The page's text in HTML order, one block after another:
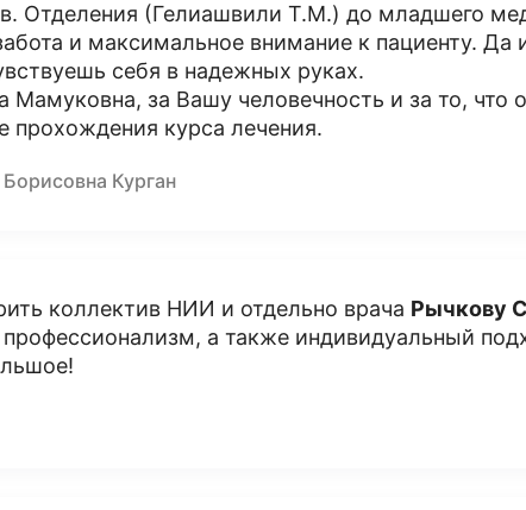
Отделения (Гелиашвили Т.М.) до младшего
и максимальное внимание к пациенту. Да
себя в надежных руках.
Мамуковна, за Вашу человечность и за то, что
прохождения курса лечения.
Курган
коллектив НИИ и отдельно врача Рычкову
профессионализм, а также индивидуальный